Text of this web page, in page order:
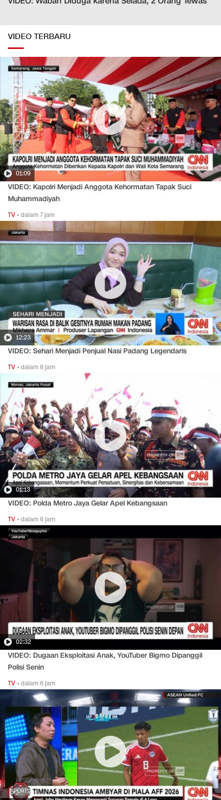
VIDEO TERBARU
01:09
VIDEO: Kapolri Menjadi Anggota Kehormatan Tapak Suci
Muhammadiyah
TV •dalam 7 jam
12:23
VIDEO: Sehari Menjadi Penjual Nasi Padang Legendaris
TV •dalam 6 jam
01:13
VIDEO: Polda Metro Jaya Gelar Apel Kebangsaan
TV •dalam 6 jam
02:32
VIDEO: Dugaan Eksploitasi Anak, YouTuber Bigmo Dipanggil
Polisi Senin
TV •dalam 6 jam